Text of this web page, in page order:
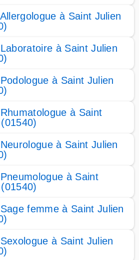
à Saint Julien
à Saint Julien
à Saint Julien
à Saint
à Saint Julien
à Saint
femme à Saint Julien
à Saint Julien